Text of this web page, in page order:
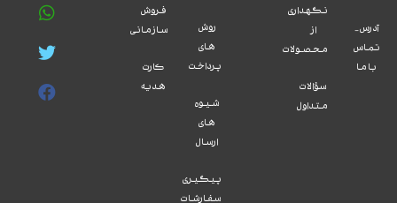
آدرس -
تماس
با ما
نگهداری
از
محصولات
سؤالات
متداول
روش
های
پرداخت
شیوه
های
ارسال
پیگیری
سفارشات
فروش
سازمانی
کارت
هدیه